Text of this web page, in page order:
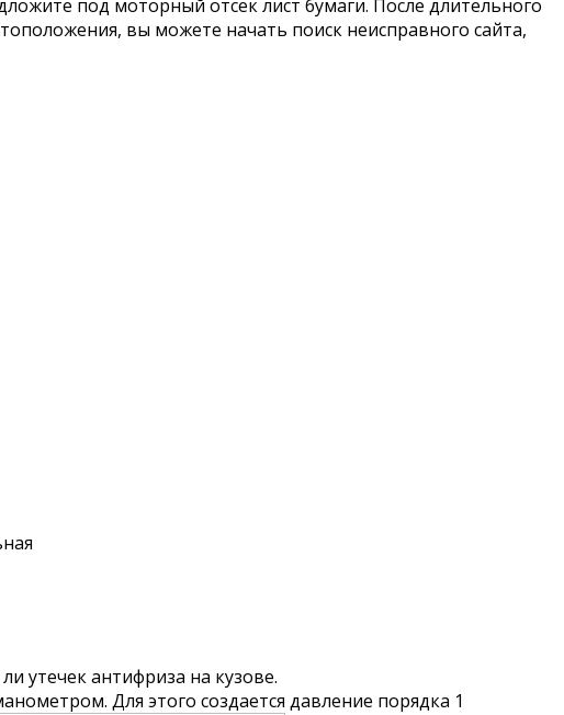
под моторный отсек лист бумаги. После длительного
вы можете начать поиск неисправного сайта,
утечек антифриза на кузове.
Для этого создается давление порядка 1